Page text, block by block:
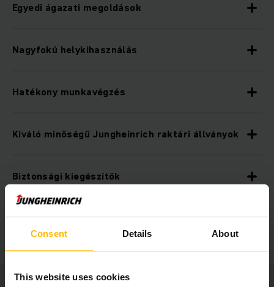
Consent Details About
This website uses cookies
Egyedi ágazati megoldások
Nagyfokú helykihasználás
Hatékony munkavégzés
Kiváló minőségű Jungheinrich raktári állványok
Biztonsági kiegészítők
Magas üzembiztonság